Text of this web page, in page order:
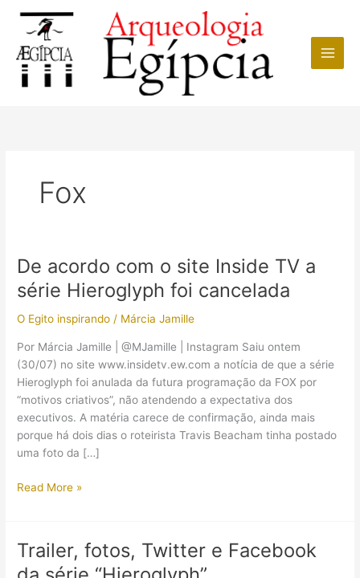
conteúdo
Fox
De acordo com o site Inside TV a
série Hieroglyph foi cancelada
O Egito inspirando / Márcia Jamille
Por Márcia Jamille | @MJamille | Instagram Saiu ontem
(30/07) no site www.insidetv.ew.com a notícia de que a série
Hieroglyph foi anulada da futura programação da FOX por
“motivos criativos”, não atendendo a expectativa dos
executivos. A matéria carece de confirmação, ainda mais
porque há dois dias o roteirista Travis Beacham tinha postado
uma foto da […]
De
site
Inside
Read More »
Trailer, fotos, Twitter e Facebook